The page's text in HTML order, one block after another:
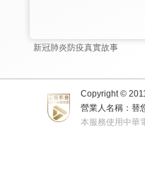
新冠肺炎防疫真實故事
Copyright ©
營業人名稱：替
本服務使用中華